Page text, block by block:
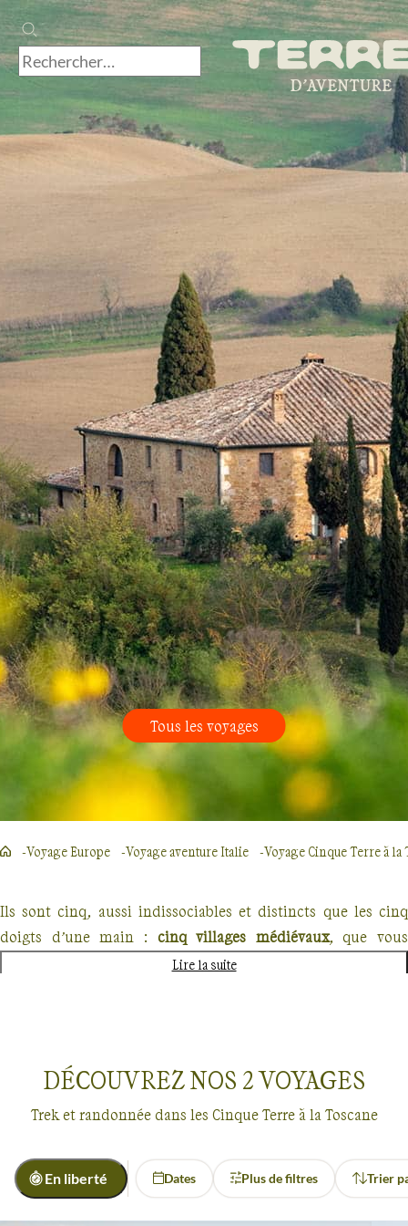
Tous les voyages
Voyage Europe Voyage aventure Italie Voyage Cinque Terre à la
Ils sont cinq, aussi indissociables et distincts que les cinq
doigts d’une main : cinq villages médiévaux, que vous
lors d'une randonnée dans les Cinque Terre, en
Nichés à flanc de colline, rattachés par de petits sentiers
muletiers et des escaliers à travers les vignes et les oliviers
pierres sèches, ces villages sont d’une beauté unique…
Un patrimoine désormais protégé par l’Unesco, à travers
Lire la suite
DÉCOUVREZ NOS 2VOYAGES
Trek et randonnée dans les Cinque Terre à la Toscane
En liberté Dates Plus de filtres Trier